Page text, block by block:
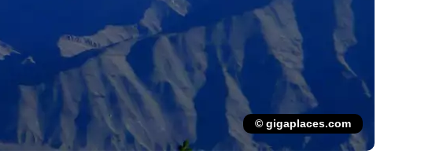
© gigaplaces.com